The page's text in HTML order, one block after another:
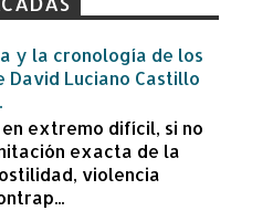
y la cronología de los
David Luciano Castillo
en extremo difícil, si no
exacta de la
violencia